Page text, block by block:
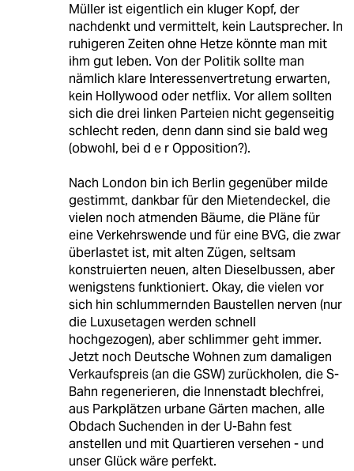
Müller ist eigentlich ein kluger Kopf, der
nachdenkt und vermittelt, kein Lautsprecher. In
ruhigeren Zeiten ohne Hetze könnte man mit
ihm gut leben. Von der Politik sollte man
nämlich klare Interessenvertretung erwarten,
kein Hollywood oder netflix. Vor allem sollten
sich die drei linken Parteien nicht gegenseitig
schlecht reden, denn dann sind sie bald weg
(obwohl, bei d e r Opposition?).
Nach London bin ich Berlin gegenüber milde
gestimmt, dankbar für den Mietendeckel, die
vielen noch atmenden Bäume, die Pläne für
eine Verkehrswende und für eine BVG, die zwar
überlastet ist, mit alten Zügen, seltsam
konstruierten neuen, alten Dieselbussen, aber
wenigstens funktioniert. Okay, die vielen vor
sich hin schlummernden Baustellen nerven (nur
die Luxusetagen werden schnell
hochgezogen), aber schlimmer geht immer.
Jetzt noch Deutsche Wohnen zum damaligen
Verkaufspreis (an die GSW) zurückholen, die S-
Bahn regenerieren, die Innenstadt blechfrei,
aus Parkplätzen urbane Gärten machen, alle
Obdach Suchenden in der U-Bahn fest
anstellen und mit Quartieren versehen - und
unser Glück wäre perfekt.